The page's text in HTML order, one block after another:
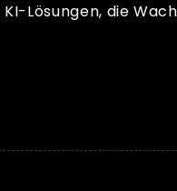
Lösungen, die